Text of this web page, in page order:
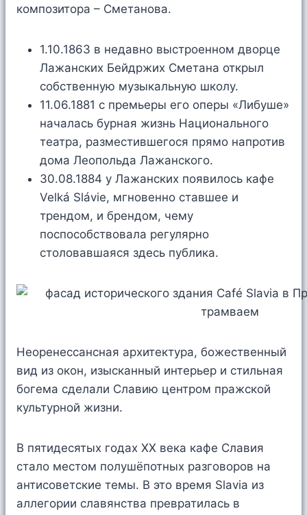
композитора – Сметанова.
1.10.1863 в недавно выстроенном дворце
Лажанских Бейдржих Сметана открыл
собственную музыкальную школу.
11.06.1881 с премьеры его оперы «Либуше»
началась бурная жизнь Национального
театра, разместившегося прямо напротив
дома Леопольда Лажанского.
30.08.1884 у Лажанских появилось кафе
Velká Slávie, мгновенно ставшее и
трендом, и брендом, чему
поспособствовала регулярно
столовавшаяся здесь публика.
Неоренессансная архитектура, божественный
вид из окон, изысканный интерьер и стильная
богема сделали Славию центром пражской
культурной жизни.
В пятидесятых годах XX века кафе Славия
стало местом полушёпотных разговоров на
антисоветские темы. В это время Slavia из
аллегории славянства превратилась в